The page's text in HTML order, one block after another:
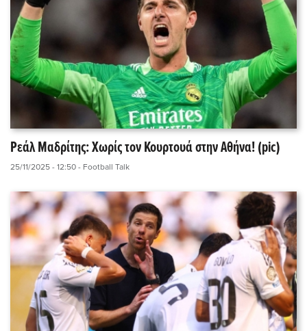
Ρεάλ Μαδρίτης: Χωρίς τον Κουρτουά στην Αθήνα! (pic)
25/11/2025 - 12:50 - Football Talk